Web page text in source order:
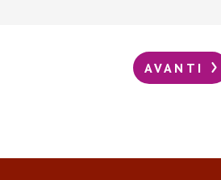
AVANTI